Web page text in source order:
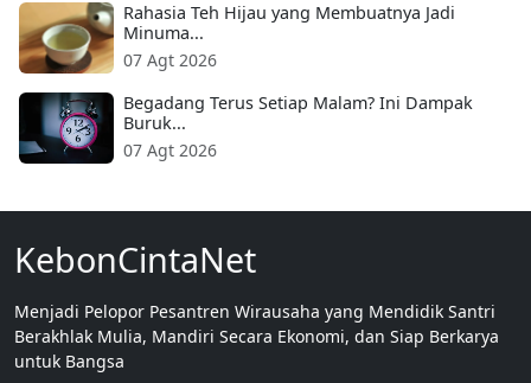
Rahasia Teh Hijau yang Membuatnya Jadi
Minuma...
07 Agt 2026
Begadang Terus Setiap Malam? Ini Dampak
Buruk...
07 Agt 2026
KebonCintaNet
Menjadi Pelopor Pesantren Wirausaha yang Mendidik Santri
Berakhlak Mulia, Mandiri Secara Ekonomi, dan Siap Berkarya
untuk Bangsa